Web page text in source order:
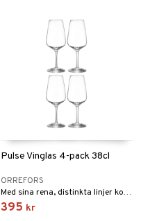
Pulse Vinglas 4-pack 38cl
ORREFORS
Med sina rena, distinkta linjer kombineras Pulse från Orrefors utmärkt med både dryck och dukning.
395 kr